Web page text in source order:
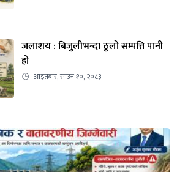
जलाशय : बिजुलीभन्दा ठूलो सम्पत्ति पानी
हो
आइतबार, साउन १०, २०८३